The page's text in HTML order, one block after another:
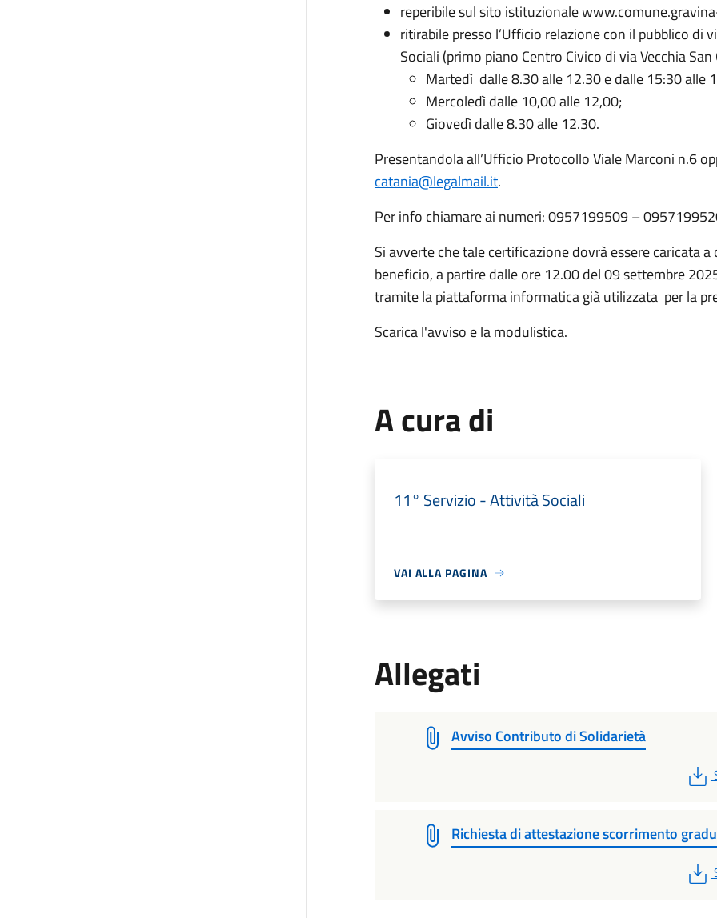
reperibile sul sito istituzionale
ritirabile presso l’Ufficio relazione con il pubblico di
Sociali (primo piano Centro Civico di via Vecchia
Martedì dalle 8.30 alle 12.30 e dalle 15:30 alle
Mercoledì dalle 10,00 alle 12,00;
Giovedì dalle 8.30 alle 12.30.
Presentandola all’Ufficio Protocollo Viale Marconi n.6
catania@legalmail.it.
Per info chiamare ai numeri: 0957199509 –
Si avverte che tale certificazione dovrà essere caricata
beneficio, a partire dalle ore 12.00 del 09 settembre
tramite la piattaforma informatica già utilizzata per la
Scarica l'avviso e la modulistica.
A cura di
11° Servizio - Attività Sociali
VAI ALLA PAGINA
Allegati
Avviso Contributo di Solidarietà
Richiesta di attestazione scorrimento